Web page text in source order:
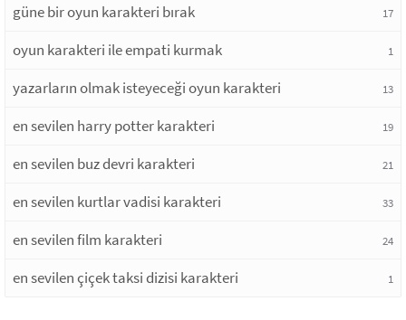
güne bir oyun karakteri bırak 17
oyun karakteri ile empati kurmak 1
yazarların olmak isteyeceği oyun karakteri 13
en sevilen harry potter karakteri 19
en sevilen buz devri karakteri 21
en sevilen kurtlar vadisi karakteri 33
en sevilen film karakteri 24
en sevilen çiçek taksi dizisi karakteri 1